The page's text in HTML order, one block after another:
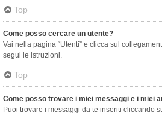
Top
Come posso cercare un utente?
Vai nella pagina “Utenti” e clicca sul
segui le istruzioni.
Top
Come posso trovare i miei messaggi e i miei
Puoi trovare i messaggi da te inseriti cliccando